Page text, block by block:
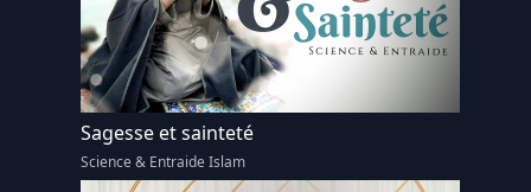
Sagesse et sainteté
Science & Entraide Islam